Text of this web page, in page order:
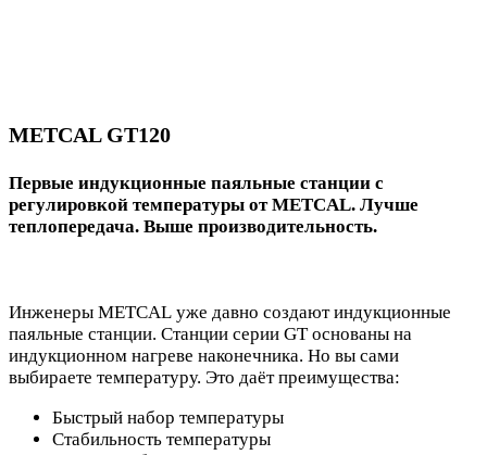
METCAL GT120
Первые индукционные паяльные станции с
регулировкой температуры от METCAL. Лучше
теплопередача. Выше производительность.
Инженеры METCAL уже давно создают индукционные
паяльные станции. Станции серии GT основаны на
индукционном нагреве наконечника. Но вы сами
выбираете температуру. Это даёт преимущества:
Быстрый набор температуры
Стабильность температуры